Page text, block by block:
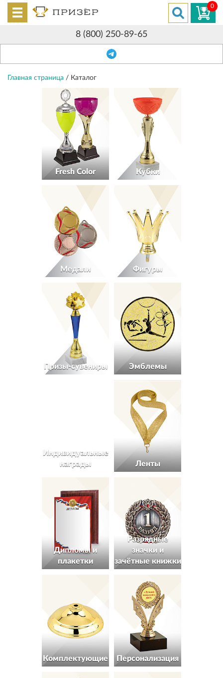
8 (800) 250-89-65
0
Главная страница / Каталог
Fresh Color Кубки
Медали Фигуры
Призы-сувениры Эмблемы
Индивидуальные
награды
Ленты
Дипломы и
плакетки
Разрядные
значки и
зачётные книжки
Комплектующие Персонализация